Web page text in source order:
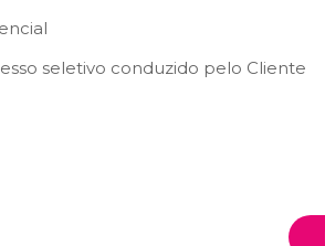
seletivo conduzido pelo Cliente